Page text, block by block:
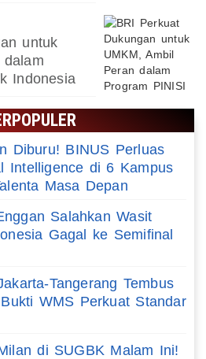
untuk
Indonesia
Diburu! BINUS Perluas
Intelligence di 6 Kampus
Masa Depan
Salahkan Wasit
Gagal ke Semifinal
Tangerang Tembus
WMS Perkuat Standar
di SUGBK Malam Ini!